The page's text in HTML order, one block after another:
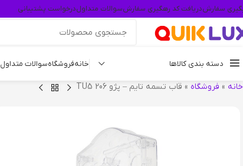
سفارشدریافت کد رهگیری سفارشسوالات متداولدرخواست پشتیبانی
دسته بندی کالاها خانهفروشگاهسوالات متداول
خانه » فروشگاه » قاب تسمه تایم – پژو 206 TU5